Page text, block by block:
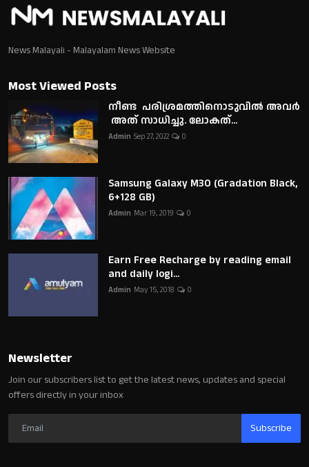
News Malayali - Malayalam News Website
Most Viewed Posts
നീണ്ട പരിശ്രമത്തിനൊടുവിൽ അവർ
അത് സാധിച്ചു. ലോകത്...
Admin Sep 27, 2022 0
Samsung Galaxy M30 (Gradation Black,
6+128 GB)
Admin Mar 19, 2019 0
Earn Free Recharge by reading email
and daily logi...
Admin May 15, 2018 0
Newsletter
Join our subscribers list to get the latest news, updates and special
offers directly in your inbox
Subscribe